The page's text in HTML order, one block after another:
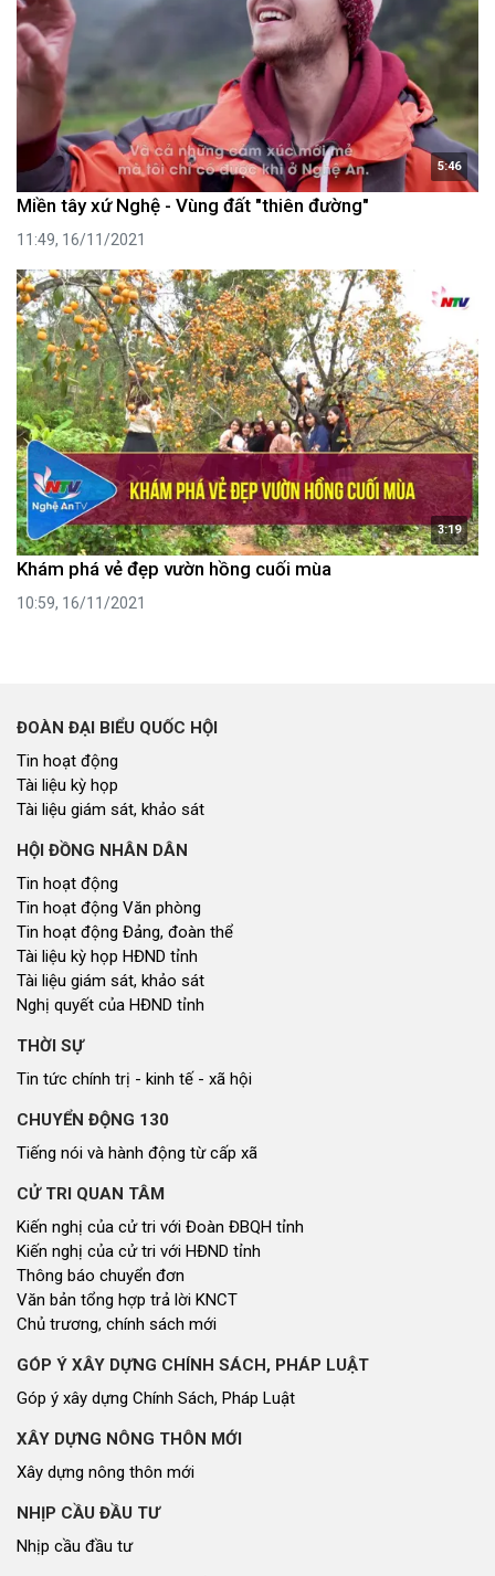
5:46
Miền tây xứ Nghệ - Vùng đất "thiên đường"
11:49, 16/11/2021
3:19
Khám phá vẻ đẹp vườn hồng cuối mùa
10:59, 16/11/2021
ĐOÀN ĐẠI BIỂU QUỐC HỘI
Tin hoạt động
Tài liệu kỳ họp
Tài liệu giám sát, khảo sát
HỘI ĐỒNG NHÂN DÂN
Tin hoạt động
Tin hoạt động Văn phòng
Tin hoạt động Đảng, đoàn thể
Tài liệu kỳ họp HĐND tỉnh
Tài liệu giám sát, khảo sát
Nghị quyết của HĐND tỉnh
THỜI SỰ
Tin tức chính trị - kinh tế - xã hội
CHUYỂN ĐỘNG 130
Tiếng nói và hành động từ cấp xã
CỬ TRI QUAN TÂM
Kiến nghị của cử tri với Đoàn ĐBQH tỉnh
Kiến nghị của cử tri với HĐND tỉnh
Thông báo chuyển đơn
Văn bản tổng hợp trả lời KNCT
Chủ trương, chính sách mới
GÓP Ý XÂY DỰNG CHÍNH SÁCH, PHÁP LUẬT
Góp ý xây dựng Chính Sách, Pháp Luật
XÂY DỰNG NÔNG THÔN MỚI
Xây dựng nông thôn mới
NHỊP CẦU ĐẦU TƯ
Nhịp cầu đầu tư